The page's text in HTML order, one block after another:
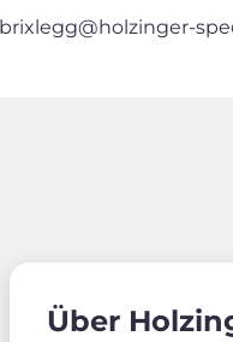
brixlegg@holzinger-
Über